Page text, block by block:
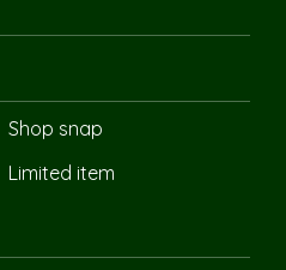
Shop snap
Limited item